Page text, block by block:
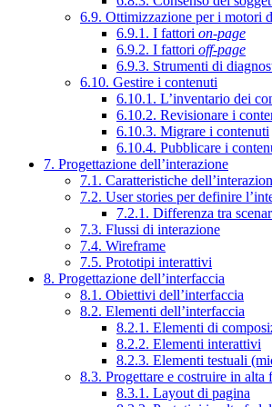
6.9. Ottimizzazione per i motori
6.9.1. I fattori on-page
6.9.2. I fattori off-page
6.9.3. Strumenti di
6.10. Gestire i contenuti
6.10.1. L’inventario dei
6.10.2. Revisionare i
6.10.3. Migrare i contenuti
6.10.4. Pubblicare i
7. Progettazione dell’interazione
7.1. Caratteristiche
7.2. User stories per definire
7.2.1. Differenza tra
7.3. Flussi di interazione
7.4. Wireframe
7.5. Prototipi interattivi
8. Progettazione dell’interfaccia
8.1. Obiettivi dell’interfaccia
8.2. Elementi dell’interfaccia
8.2.1. Elementi di
8.2.2. Elementi interattivi
8.2.3. Elementi testuali
8.3. Progettare e costruire in alta
8.3.1. Layout di pagina